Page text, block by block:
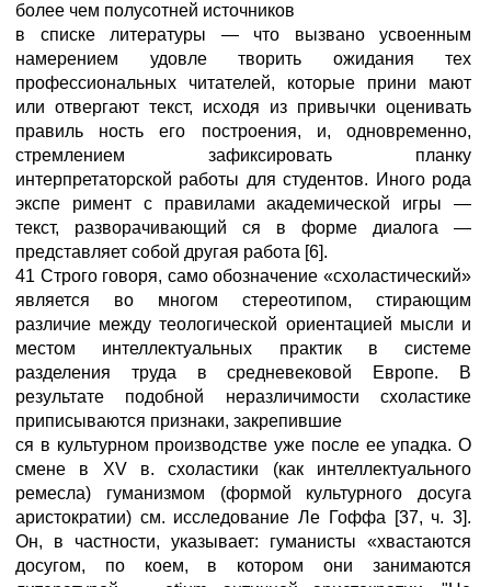
более чем полусотней источников
в списке литературы — что вызвано усвоенным
намерением удовле творить ожидания тех
профессиональных читателей, которые прини мают
или отвергают текст, исходя из привычки оценивать
правиль ность его построения, и, одновременно,
стремлением зафиксировать планку
интерпретаторской работы для студентов. Иного рода
экспе римент с правилами академической игры —
текст, разворачивающий ся в форме диалога —
представляет собой другая работа [6].
41 Строго говоря, само обозначение «схоластический»
является во многом стереотипом, стирающим
различие между теологической ориентацией мысли и
местом интеллектуальных практик в системе
разделения труда в средневековой Европе. В
результате подобной неразличимости схоластике
приписываются признаки, закрепившие
ся в культурном производстве уже после ее упадка. О
смене в XV в. схоластики (как интеллектуального
ремесла) гуманизмом (формой культурного досуга
аристократии) см. исследование Ле Гоффа [37, ч. 3].
Он, в частности, указывает: гуманисты «хвастаются
досугом, по коем, в котором они занимаются